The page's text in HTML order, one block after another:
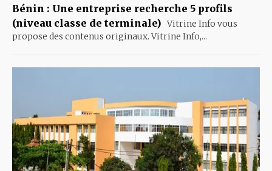
Bénin : Une entreprise recherche 5 profils
(niveau classe de terminale) Vitrine Info vous
propose des contenus originaux. Vitrine Info,...